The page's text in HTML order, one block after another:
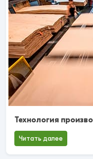
Технология
Читать далее